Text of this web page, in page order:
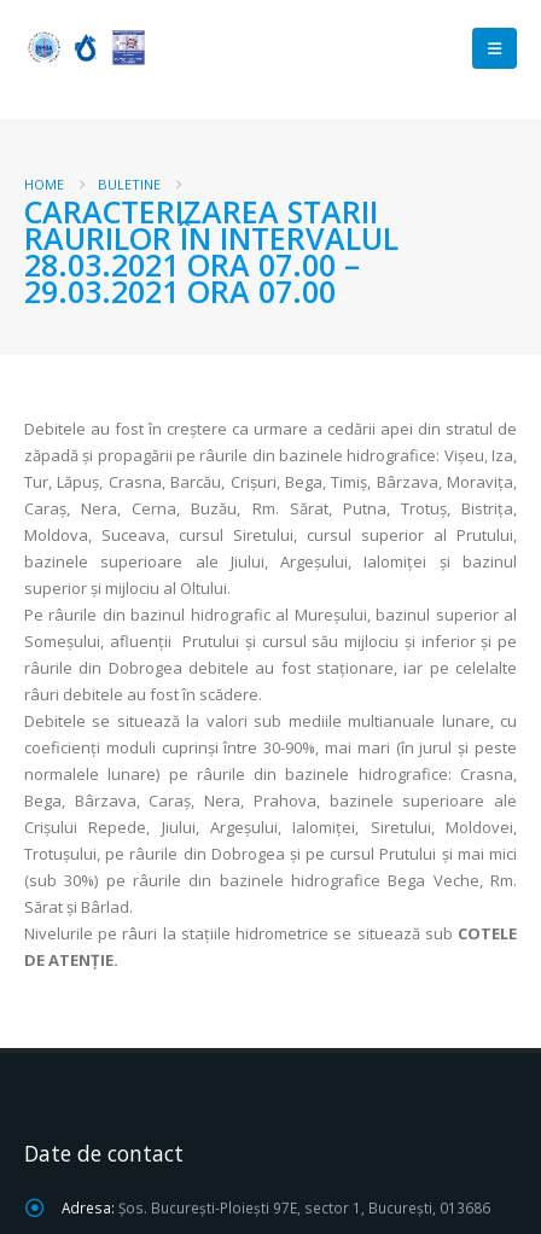
HOME BULETINE
CARACTERIZAREA STARII
RAURILOR ÎN INTERVALUL
28.03.2021 ORA 07.00 –
29.03.2021 ORA 07.00
Debitele au fost în creștere ca urmare a cedării apei din stratul de
zăpadă și propagării pe râurile din bazinele hidrografice: Vişeu, Iza,
Tur, Lăpuş, Crasna, Barcău, Crişuri, Bega, Timiş, Bârzava, Moravița,
Caraş, Nera, Cerna, Buzău, Rm. Sărat, Putna, Trotuş, Bistrița,
Moldova, Suceava, cursul Siretului, cursul superior al Prutului,
bazinele superioare ale Jiului, Argeşului, Ialomiței şi bazinul
superior şi mijlociu al Oltului.
Pe râurile din bazinul hidrografic al Mureşului, bazinul superior al
Someşului, afluenții Prutului şi cursul său mijlociu şi inferior şi pe
râurile din Dobrogea debitele au fost staționare, iar pe celelalte
râuri debitele au fost în scădere.
Debitele se situează la valori sub mediile multianuale lunare, cu
coeficienţi moduli cuprinşi între 30-90%, mai mari (în jurul și peste
normalele lunare) pe râurile din bazinele hidrografice: Crasna,
Bega, Bârzava, Caraș, Nera, Prahova, bazinele superioare ale
Crișului Repede, Jiului, Argeșului, Ialomiței, Siretului, Moldovei,
Trotușului, pe râurile din Dobrogea și pe cursul Prutului şi mai mici
(sub 30%) pe râurile din bazinele hidrografice Bega Veche, Rm.
Sărat și Bârlad.
Nivelurile pe râuri la stațiile hidrometrice se situează sub COTELE
DE ATENȚIE.
Date de contact
Adresa: Șos. București-Ploiești 97E, sector 1, București, 013686